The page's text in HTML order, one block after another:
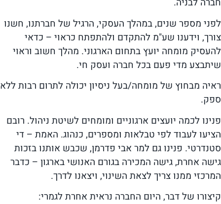
לפני מספר שנים, במהלך העסקי, הרגיל של חברתנו, חשנו
צורך, וידענו שע"מ להתקדם ולהתפתח כראוי – כדאי
להעסיק מומחה יועץ בתחום הארגוני. מהלך חשוב וראוי
שיתבצע מדי פעם בכל חברה ועסק חי.
ראיה מבחוץ של מומחה/בעל ניסיון יכולה לתרום רבות ללא
ספק.
פנינו לכמה יועצים ארגוניים ומומחים לשיטת ניהול. רובם
הציעו לעבוד לפי טבלאות ומספרים, כנהוג. האמת – די
סטנדרטי. פנינו גם למר אבי פדרמן, שכבש אותנו בזכות
גישה אחרת, גישה המכירה בגורם האנושי בארגון – כדבר
המרכזי ממנו צריך לצאת השינוי, ויצאנו לדרך.
קיצורו של דבר, היום החברה נראית אחרת לגמרי: